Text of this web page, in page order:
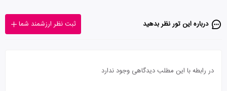
درباره این تور‌ نظر بدهید ثبت نظر ارزشمند شما
در رابطه با این مطلب دیدگاهی وجود ندارد